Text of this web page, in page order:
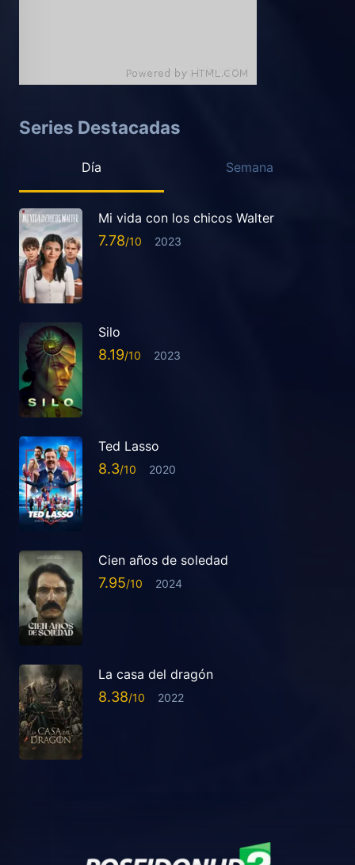
Series Destacadas
Día Semana
Mi vida con los chicos Walter
7.78 2023
Silo
8.19 2023
Ted Lasso
8.3 2020
Cien años de soledad
7.95 2024
La casa del dragón
8.38 2022